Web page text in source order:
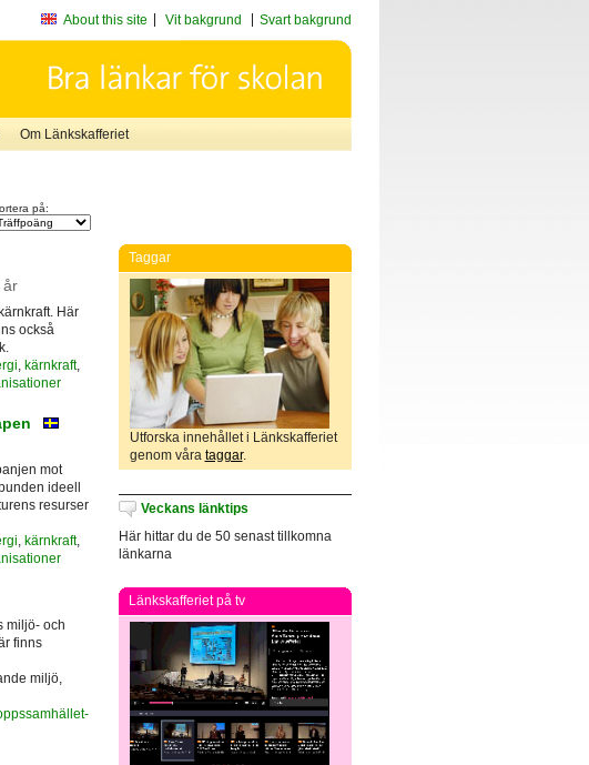
About this site Vit bakgrund Svart bakgrund
Om Länkskafferiet
på:
år
Här
också
kärnkraft,
mot
ideell
resurser
, kärnkraft,
miljö- och
finns
miljö,
Taggar
Utforska innehållet i Länkskafferiet
genom våra taggar.
Veckans länktips
Här hittar du de 50 senast tillkomna
länkarna
Länkskafferiet på tv